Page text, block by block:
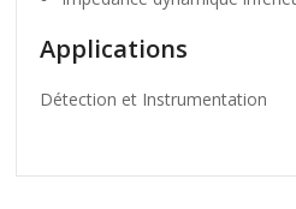
Applications
Détection et Instrumentation